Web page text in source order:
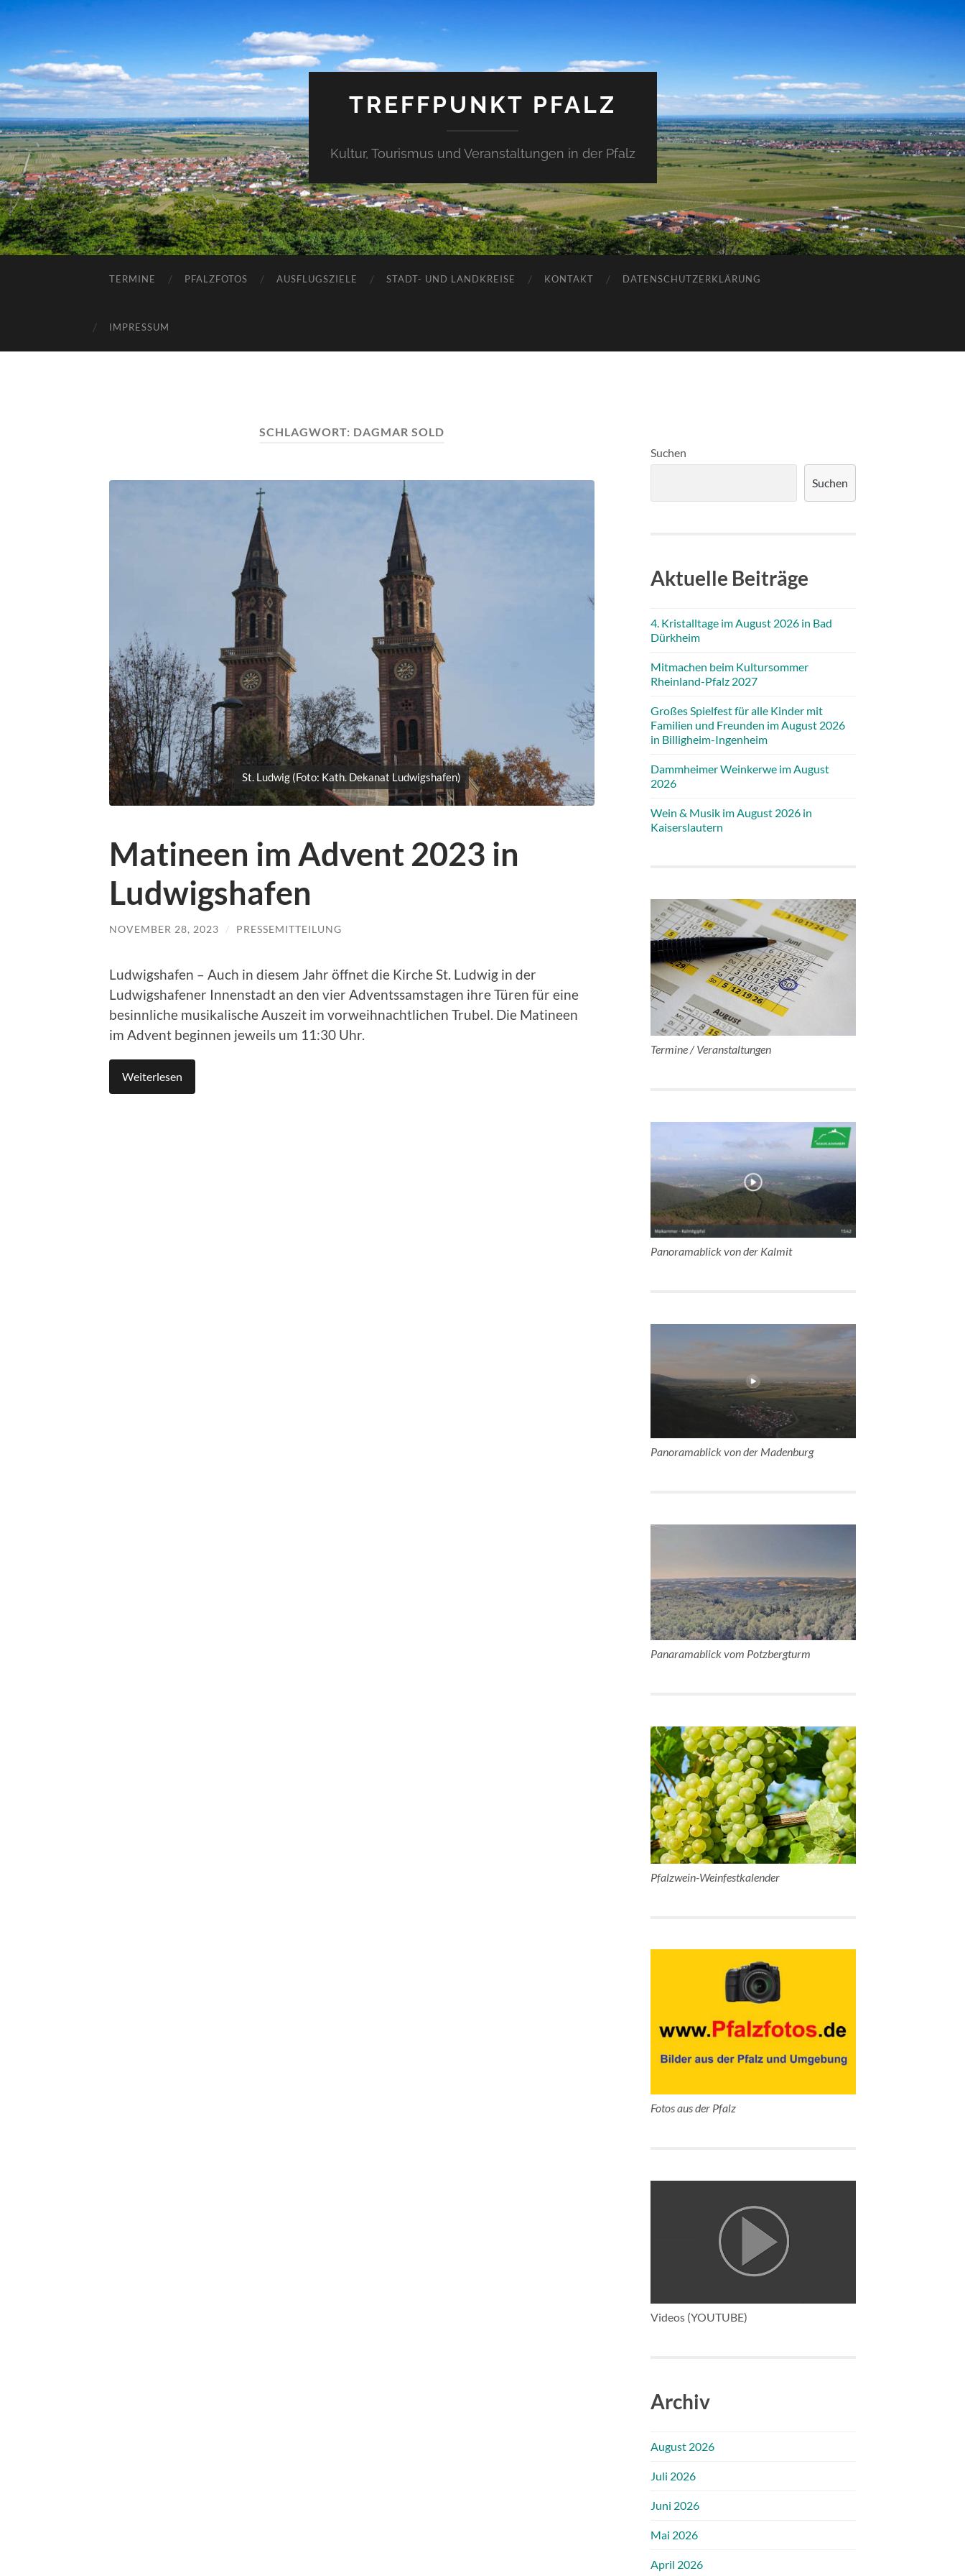
TREFFPUNKT PFALZ
Kultur, Tourismus und Veranstaltungen in der Pfalz
TERMINE PFALZFOTOS AUSFLUGSZIELE STADT- UND LANDKREISE KONTAKT DATENSCHUTZERKLÄRUNG
IMPRESSUM
SCHLAGWORT: DAGMAR SOLD
St. Ludwig (Foto: Kath. Dekanat Ludwigshafen)
Matineen im Advent 2023 in
Ludwigshafen
NOVEMBER 28, 2023 / PRESSEMITTEILUNG
Ludwigshafen – Auch in diesem Jahr öffnet die Kirche St. Ludwig in der
Ludwigshafener Innenstadt an den vier Adventssamstagen ihre Türen für eine
besinnliche musikalische Auszeit im vorweihnachtlichen Trubel. Die Matineen
im Advent beginnen jeweils um 11:30 Uhr.
Weiterlesen
Suchen
Suchen
Aktuelle Beiträge
4. Kristalltage im August 2026 in Bad
Dürkheim
Mitmachen beim Kultursommer
Rheinland-Pfalz 2027
Großes Spielfest für alle Kinder mit
Familien und Freunden im August 2026
in Billigheim-Ingenheim
Dammheimer Weinkerwe im August
2026
Wein & Musik im August 2026 in
Kaiserslautern
Termine / Veranstaltungen
Panoramablick von der Kalmit
Panoramablick von der Madenburg
Panaramablick vom Potzbergturm
Pfalzwein-Weinfestkalender
Fotos aus der Pfalz
Videos (YOUTUBE)
Archiv
August 2026
Juli 2026
Juni 2026
Mai 2026
April 2026